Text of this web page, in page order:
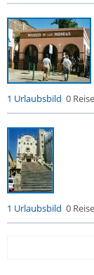
1 Urlaubsbild 0
1 Urlaubsbild 0